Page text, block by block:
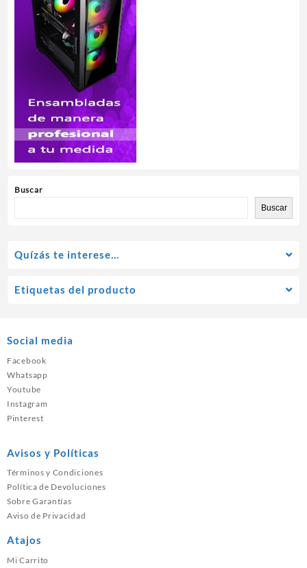
Buscar
Buscar
Quízás te interese…
Etiquetas del producto
Social media
Facebook
Whatsapp
Youtube
Instagram
Pinterest
Avisos y Políticas
Términos y Condiciones
Política de Devoluciones
Sobre Garantías
Aviso de Privacidad
Atajos
Mi Carrito